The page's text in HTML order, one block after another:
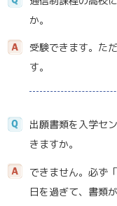
か。
受験できます。た
す。
出願書類を入学セ
きますか。
できません。必ず
日を過ぎて、書類